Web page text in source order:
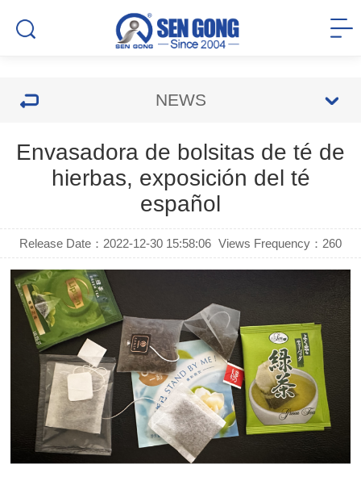
NEWS
Envasadora de bolsitas de té de
hierbas, exposición del té
español
Release Date：2022-12-30 15:58:06 Views Frequency： 260